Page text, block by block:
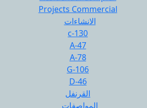
Projects Commercial
الانشاءات
c-130
A-47
A-78
G-106
D-46
القرنفل
المواصفات